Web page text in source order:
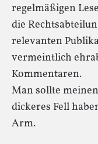
regelmäßigen
die
relevanten
vermeintlich
Kommentaren.
Man sollte
dickeres Fell
Arm.